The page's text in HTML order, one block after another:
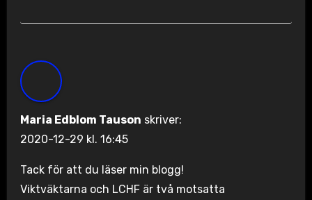
Maria Edblom Tauson skriver:
2020-12-29 kl. 16:45
Tack för att du läser min blogg!
Viktväktarna och LCHF är två motsatta